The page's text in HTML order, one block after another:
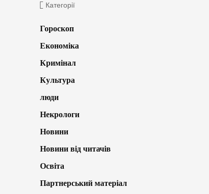
Категорії
Гороскоп
Економіка
Кримінал
Культура
люди
Некрологи
Новини
Новини від читачів
Освіта
Партнерський матеріал